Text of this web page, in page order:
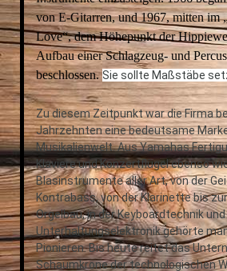
von E-Gitarren, und 1967, mitten im
Love“, dem Höhepunkt der
Aufbau einer Schlagzeug- und
beschlossen.Sie sollte Maßstäbe
Zu diesem Zeitpunkt war die Firma
Jahrzehnten eine bedeutsame
Musikalienwelt. Aus Yamahas
Klaviere und Konzertflügel ebenso
Blasinstrumente aller Art, von der
Kontrabass, von der Klarinette bis
Orgelbau, in der Keyboardtechnik
Unterhaltungselektronik gehörte
Pionieren. Bis heute reitet das
Schaumkrone der technologischen